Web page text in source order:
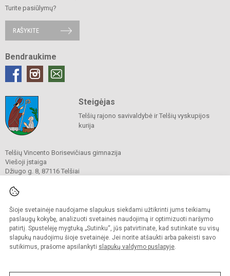
Šioje svetainėje naudojame slapukus siekdami užtikrinti jums teikiamų
paslaugų kokybę, analizuoti svetainės naudojimą ir optimizuoti naršymo
patirtį. Spustelėję mygtuką „Sutinku“, jūs patvirtinate, kad sutinkate su visų
slapukų naudojimu šioje svetainėje. Jei norite atšaukti arba pakeisti savo
sutikimus, prašome apsilankyti slapukų valdymo puslapyje.
Turite pasiūlymų?
RAŠYKITE
Bendraukime
Steigėjas
Telšių rajono savivaldybė ir Telšių vyskupijos
kurija
Telšių Vincento Borisevičiaus gimnazija
Viešoji įstaiga
Džiugo g. 8, 87116 Telšiai
El. p.
Duomenys kaupiami ir saugomi
Juridinių asmenų registre
Įmonės kodas 190556414
Kopijuoti turinį be raštiško gimnazijos sutikimo griežtai draudžiama.